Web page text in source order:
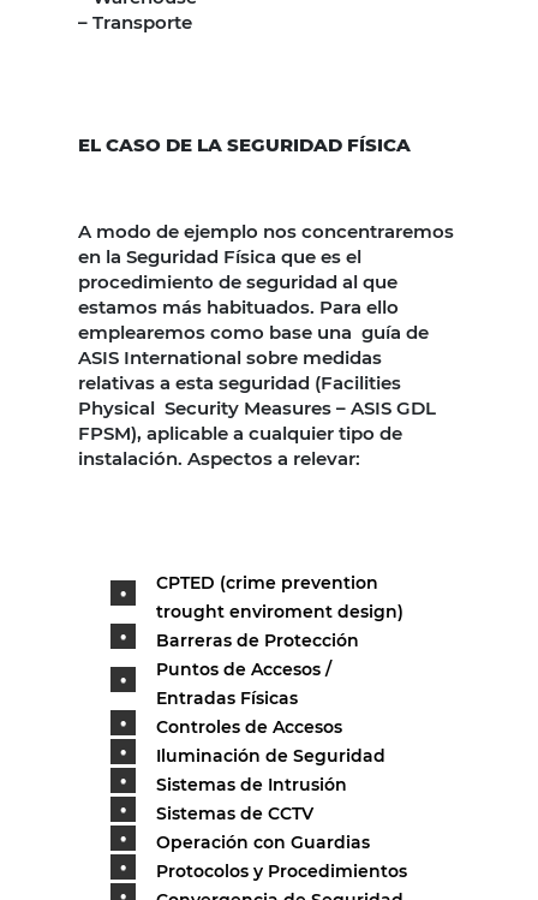
– Transporte
EL CASO DE LA SEGURIDAD FÍSICA
A modo de ejemplo nos concentraremos
en la Seguridad Física que es el
procedimiento de seguridad al que
estamos más habituados. Para ello
emplearemos como base una guía de
ASIS International sobre medidas
relativas a esta seguridad (Facilities
Physical Security Measures – ASIS GDL
FPSM), aplicable a cualquier tipo de
instalación. Aspectos a relevar:
CPTED (crime prevention
trought enviroment design)
Barreras de Protección
Puntos de Accesos /
Entradas Físicas
Controles de Accesos
Iluminación de Seguridad
Sistemas de Intrusión
Sistemas de CCTV
Operación con Guardias
Protocolos y Procedimientos